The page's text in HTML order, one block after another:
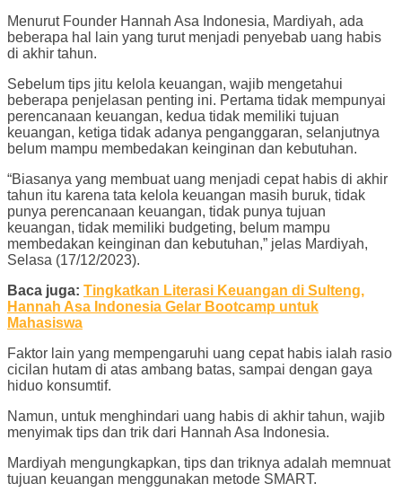
Menurut Founder Hannah Asa Indonesia, Mardiyah, ada
beberapa hal lain yang turut menjadi penyebab uang habis
di akhir tahun.
Sebelum tips jitu kelola keuangan, wajib mengetahui
beberapa penjelasan penting ini. Pertama tidak mempunyai
perencanaan keuangan, kedua tidak memiliki tujuan
keuangan, ketiga tidak adanya penganggaran, selanjutnya
belum mampu membedakan keinginan dan kebutuhan.
“Biasanya yang membuat uang menjadi cepat habis di akhir
tahun itu karena tata kelola keuangan masih buruk, tidak
punya perencanaan keuangan, tidak punya tujuan
keuangan, tidak memiliki budgeting, belum mampu
membedakan keinginan dan kebutuhan,” jelas Mardiyah,
Selasa (17/12/2023).
Baca juga: Tingkatkan Literasi Keuangan di Sulteng,
Hannah Asa Indonesia Gelar Bootcamp untuk
Mahasiswa
Faktor lain yang mempengaruhi uang cepat habis ialah rasio
cicilan hutam di atas ambang batas, sampai dengan gaya
hiduo konsumtif.
Namun, untuk menghindari uang habis di akhir tahun, wajib
menyimak tips dan trik dari Hannah Asa Indonesia.
Mardiyah mengungkapkan, tips dan triknya adalah memnuat
tujuan keuangan menggunakan metode SMART.